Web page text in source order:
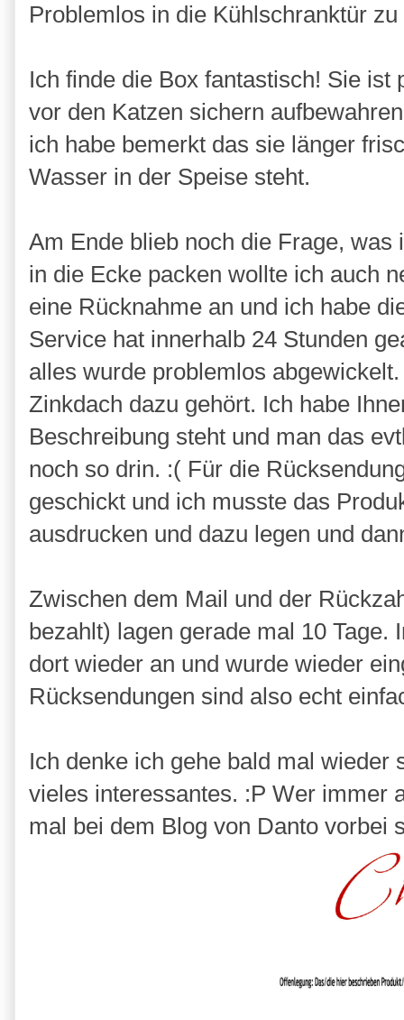
Problemlos in die Kühlschranktür
Ich finde die Box fantastisch! Sie
vor den Katzen sichern
ich habe bemerkt das sie länger
Wasser in der Speise steht.
Am Ende blieb noch die Frage,
in die Ecke packen wollte ich auch
eine Rücknahme an und ich habe
Service hat innerhalb 24 Stunden
alles wurde problemlos
Zinkdach dazu gehört. Ich habe
Beschreibung steht und man das
noch so drin. :( Für die
geschickt und ich musste das
ausdrucken und dazu legen und
Zwischen dem Mail und der
bezahlt) lagen gerade mal 10
dort wieder an und wurde wieder
Rücksendungen sind also echt
Ich denke ich gehe bald mal wieder
vieles interessantes. :P Wer immer
mal bei dem Blog von Danto vorbei